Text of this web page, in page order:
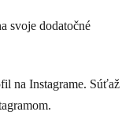
svoje dodatočné
na Instagrame. Súťaž